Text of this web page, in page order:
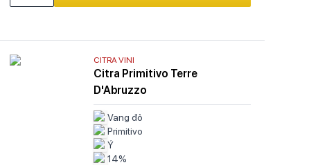
CITRA VINI
Citra Primitivo Terre
D'Abruzzo
Vang đỏ
Primitivo
Ý
14%